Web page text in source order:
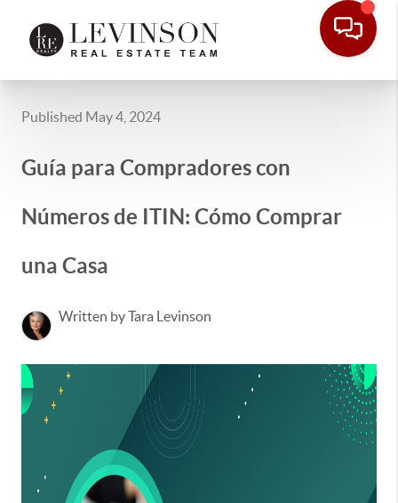
Published May 4, 2024
Guía para Compradores con
Números de ITIN: Cómo Comprar
una Casa
Written by Tara Levinson